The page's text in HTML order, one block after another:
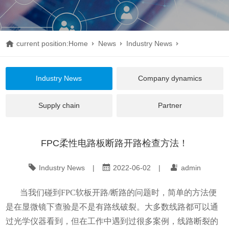
current position:Home News
Industry News
Industry News Company dynamics
Supply chain Partner
FPC柔性电路板断路开路检查方法！
Industry News | 2022-06-02 | admin
当我们碰到FPC软板开路/断路的问题时，简单的方法便
是在显微镜下查验是不是有路线破裂。大多数线路都可以通
过光学仪器看到，但在工作中遇到过很多案例，线路断裂的